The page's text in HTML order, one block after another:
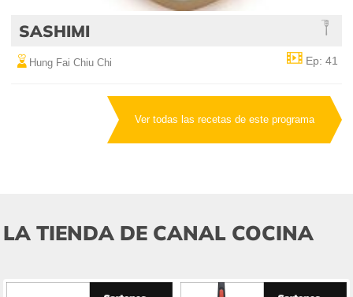
SASHIMI
Hung Fai Chiu Chi Ep: 41
Ver todas las recetas de este programa
LA TIENDA DE CANAL COCINA